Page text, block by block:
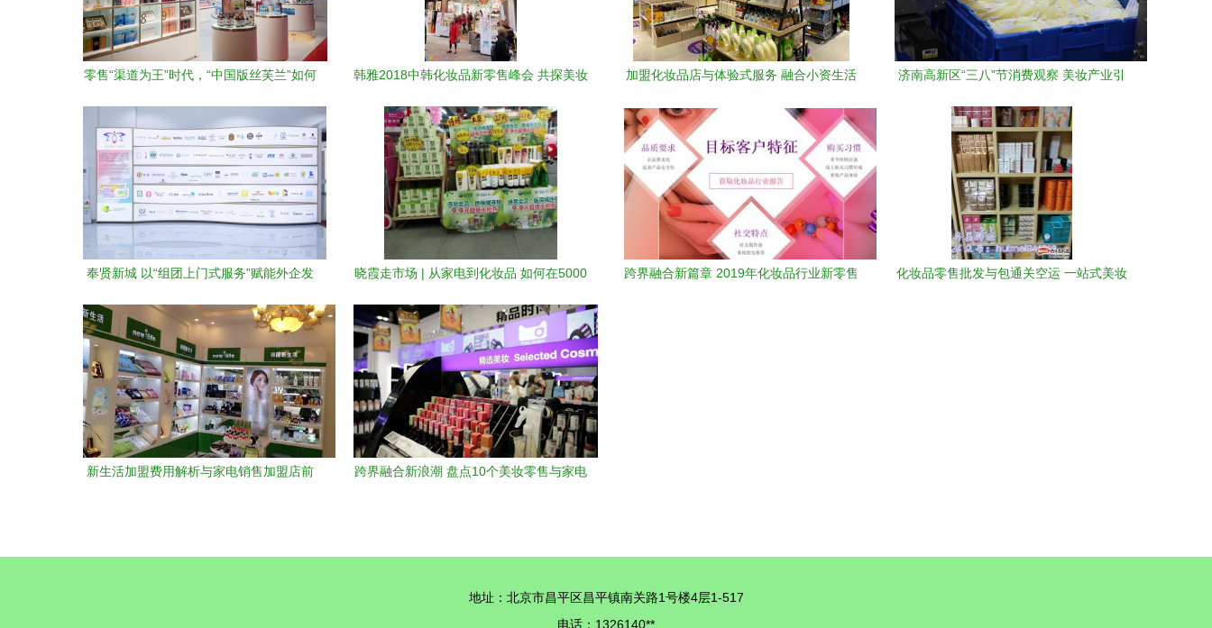
零售“渠道为王”时代，“中国版丝芙兰”如何
韩雅2018中韩化妆品新零售峰会 共探美妆
加盟化妆品店与体验式服务 融合小资生活
济南高新区“三八”节消费观察 美妆产业引
奉贤新城 以“组团上门式服务”赋能外企发
晓霞走市场 | 从家电到化妆品 如何在5000
跨界融合新篇章 2019年化妆品行业新零售
化妆品零售批发与包通关空运 一站式美妆
新生活加盟费用解析与家电销售加盟店前
跨界融合新浪潮 盘点10个美妆零售与家电
地址：北京市昌平区昌平镇南关路1号楼4层1-517
电话：1326140**